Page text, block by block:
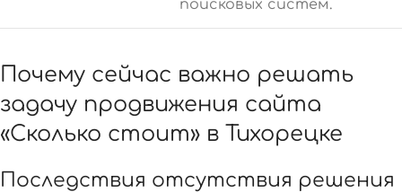
поисковых систем.
Почему сейчас важно решать
задачу продвижения сайта
«Сколько стоит» в Тихорецке
Последствия отсутствия решения